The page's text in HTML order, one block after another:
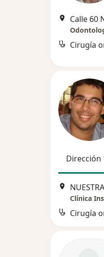
Calle 60
Cirugía
Dirección
Clínica
Cirugía